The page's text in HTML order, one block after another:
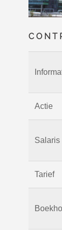
Actie
Salaris
Tarief